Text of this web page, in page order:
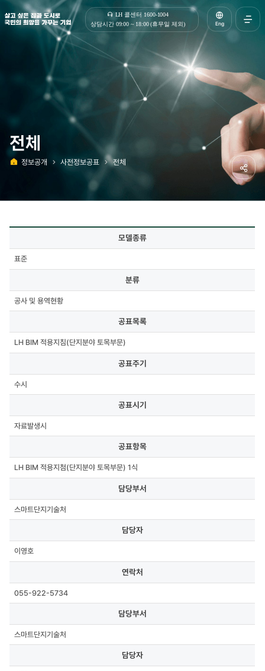
살고 싶은 집과 도시로 국민의 희망을 가꾸는 기업 | 한국토지주택공사
LH 콜센터 1600-1004
상담시간 09:00 ~ 18:00 (휴무일 제외)
Eng
전체
정보공개 사전정보공표 전체
공유
모델종류,
분류,
공표주기,
공표시기,
공표항목,
담당자,
연락처,
첨부파일
모델종류
표준
분류
공사 및 용역현황
공표목록
LH BIM 적용지침(단지분야 토목부문)
공표주기
수시
공표시기
자료발생시
공표항목
LH BIM 적용지첨(단지분야 토목부문) 1식
담당부서
스마트단지기술처
담당자
이영호
연락처
055-922-5734
담당부서
스마트단지기술처
담당자